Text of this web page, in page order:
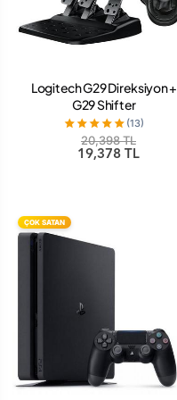
Logitech G29 Direksiyon +
G29 Shifter
(13)
20,398 TL
19,378 TL
ÇOK SATAN